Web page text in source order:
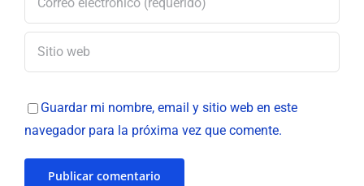
Guardar mi nombre, email y sitio web en este
navegador para la próxima vez que comente.